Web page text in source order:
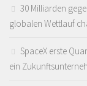
30 Milliarden
globalen Wettlauf
SpaceX erste
ein